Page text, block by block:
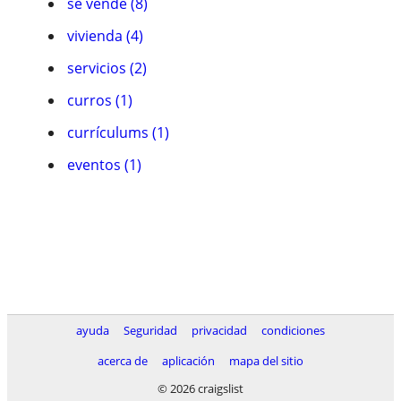
vivienda (4)
servicios (2)
curros (1)
currí­culums (1)
eventos (1)
ayuda Seguridad privacidad
condiciones
acerca de
aplicación
mapa del sitio
© 2026 craigslist